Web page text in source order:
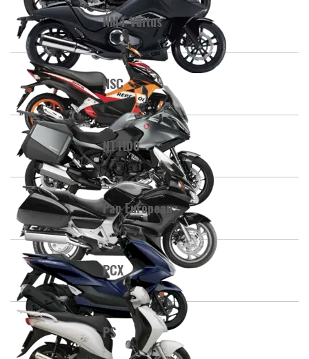
NM4 Vultus
NSC
NT1100
Pan European
PCX
PS